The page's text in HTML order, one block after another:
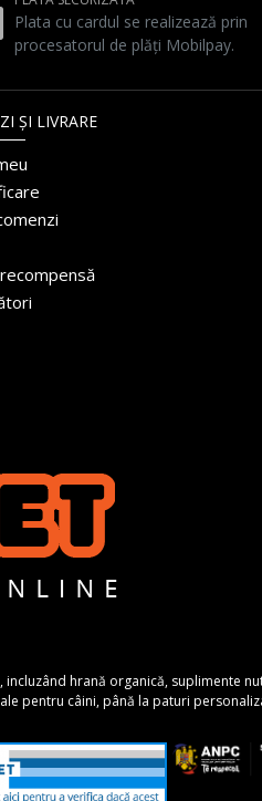
Plata cu cardul se realizează prin
procesatorul de plăți Mobilpay.
ȘI LIVRARE
hrană organică, suplimente
pentru câini, până la paturi